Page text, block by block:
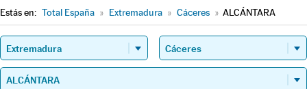
Estás en: Total España » Extremadura » Cáceres » ALCÁNTARA